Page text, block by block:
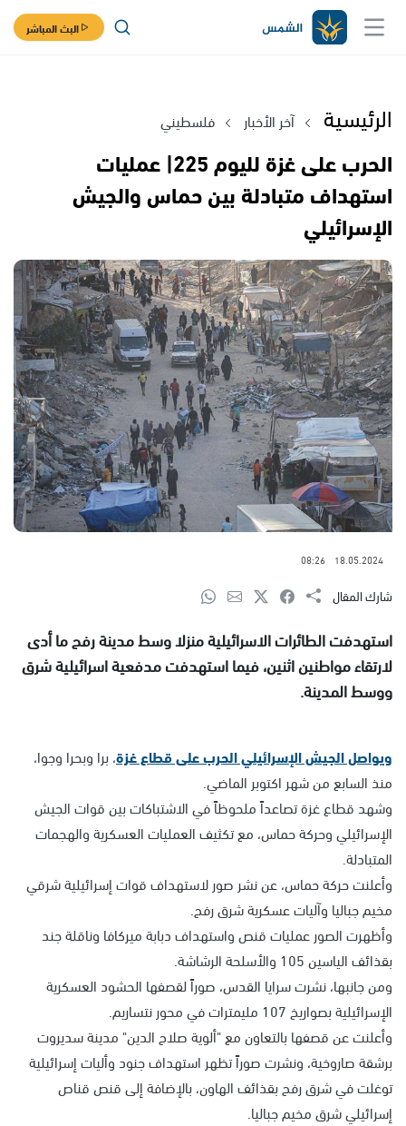
البث المباشر
الرئيسية آخر الأخبار فلسطيني
الحرب على غزة لليوم 225| عمليات
استهداف متبادلة بين حماس والجيش
الإسرائيلي
18.05.2024
08:26
شارك المقال
استهدفت الطائرات الاسرائيلية منزلا وسط مدينة رفح ما أدى
لارتقاء مواطنين اثنين، فيما استهدفت مدفعية اسرائيلية شرق
ووسط المدينة.
ويواصل الجيش الإسرائيلي الحرب على قطاع غزة، برا وبحرا وجوا،
منذ السابع من شهر اكتوبر الماضي.
وشهد قطاع غزة تصاعداً ملحوظاً في الاشتباكات بين قوات الجيش
الإسرائيلي وحركة حماس، مع تكثيف العمليات العسكرية والهجمات
المتبادلة.
وأعلنت حركة حماس، عن نشر صور لاستهداف قوات إسرائيلية شرقي
مخيم جباليا وآليات عسكرية شرق رفح.
وأظهرت الصور عمليات قنص واستهداف دبابة ميركافا وناقلة جند
بقذائف الياسين 105 والأسلحة الرشاشة.
ومن جانبها، نشرت سرايا القدس، صوراً لقصفها الحشود العسكرية
الإسرائيلية بصواريخ 107 مليمترات في محور نتساريم.
وأعلنت عن قصفها بالتعاون مع "ألوية صلاح الدين" مدينة سديروت
برشقة صاروخية، ونشرت صوراً تظهر استهداف جنود وأليات إسرائيلية
توغلت في شرق رفح بقذائف الهاون، بالإضافة إلى قنص قناص
إسرائيلي شرق مخيم جباليا.